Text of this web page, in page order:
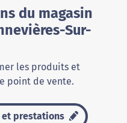
du magasin
Sur-
les produits et
point de vente.
prestations